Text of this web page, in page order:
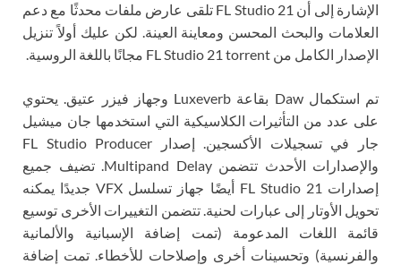
الإشارة إلى أن FL Studio 21 تلقى عارض ملفات محدثًا مع دعم
العلامات والبحث المحسن ومعاينة العينة. لكن عليك أولاً تنزيل
الإصدار الكامل من FL Studio 21 torrent مجانًا باللغة الروسية.
تم استكمال Daw بقاعة Luxeverb وجهاز فيزر عتيق. يحتوي
على عدد من التأثيرات الكلاسيكية التي استخدمها جان ميشيل
جار في تسجيلات الأكسجين. إصدار FL Studio Producer
والإصدارات الأحدث تتضمن Multipand Delay. تضيف جميع
إصدارات FL Studio 21 أيضًا جهاز تسلسل VFX جديدًا يمكنه
تحويل الأوتار إلى عبارات لحنية. تتضمن التغييرات الأخرى توسيع
قائمة اللغات المدعومة (تمت إضافة الإسبانية والألمانية
والفرنسية) وتحسينات أخرى وإصلاحات للأخطاء. تمت إضافة